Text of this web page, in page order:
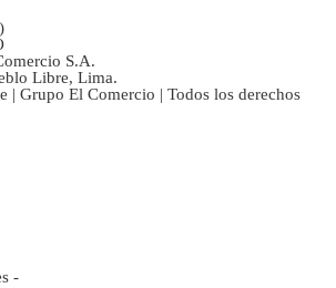
S.A.
Libre, Lima.
| Grupo El Comercio | Todos los derechos
-